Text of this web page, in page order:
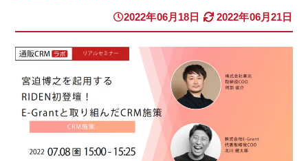
2022年06月18日 2022年06月21日